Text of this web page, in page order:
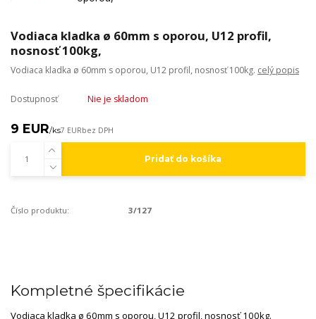
Vodiaca kladka ø 60mm s oporou, U12 profil,
nosnosť 100kg,
Vodiaca kladka ø 60mm s oporou, U12 profil, nosnosť 100kg. celý popis
Dostupnosť Nie je skladom
9 EUR/ks7 EURbez DPH
Pridať do košíka
Číslo produktu: 3/127
Kompletné špecifikácie
Vodiaca kladka ø 60mm s oporou, U12 profil, nosnosť 100kg.